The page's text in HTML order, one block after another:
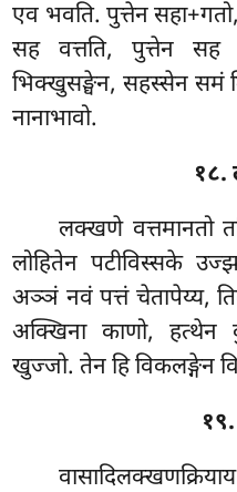
एव भवति. पुत्तेन
सह वत्तति, पुत्तेन सह
भिक्खुसङ्घेन, सहस्सेन समं
नानाभावो.
लक्खणे वत्तमानतो
लोहितेन पटीविस्सके
अञ्ञं नवं पत्तं चेतापेय्य,
अक्खिना काणो, हत्थेन
खुज्जो. तेन हि विकलङ्गेन